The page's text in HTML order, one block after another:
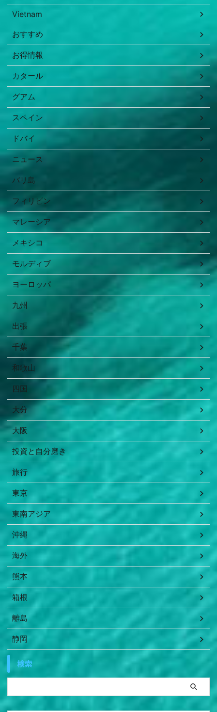
Vietnam
おすすめ
お得情報
カタール
グアム
スペイン
ドバイ
ニュース
バリ島
フィリピン
マレーシア
メキシコ
モルディブ
ヨーロッパ
九州
出張
千葉
和歌山
四国
大分
大阪
投資と自分磨き
旅行
東京
東南アジア
沖縄
海外
熊本
箱根
離島
静岡
検索